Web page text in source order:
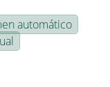
automático